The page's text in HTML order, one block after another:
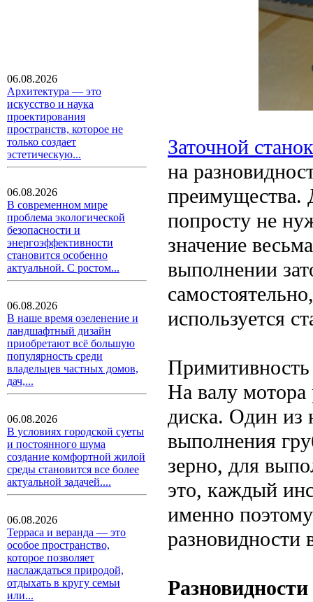
06.08.2026
Архитектура — это
искусство и наука
проектирования
пространств, которое не
только создает
эстетическую...
06.08.2026
В современном мире
проблема экологической
безопасности и
энергоэффективности
становится особенно
актуальной. С ростом...
06.08.2026
В наше время озеленение и
ландшафтный дизайн
приобретают всё большую
популярность среди
владельцев частных домов,
дач,...
06.08.2026
В условиях городской суеты
и постоянного шума
создание комфортной жилой
среды становится все более
актуальной задачей....
06.08.2026
Терраса и веранда — это
особое пространство,
которое позволяет
наслаждаться природой,
отдыхать в кругу семьи
или...
Заточной станок
на
преимущества.
попросту не
значение
выполнении
используется
Примитивность
На валу мотора
диска. Один из
выполнения
зерно, для
это, каждый
именно
разновидности